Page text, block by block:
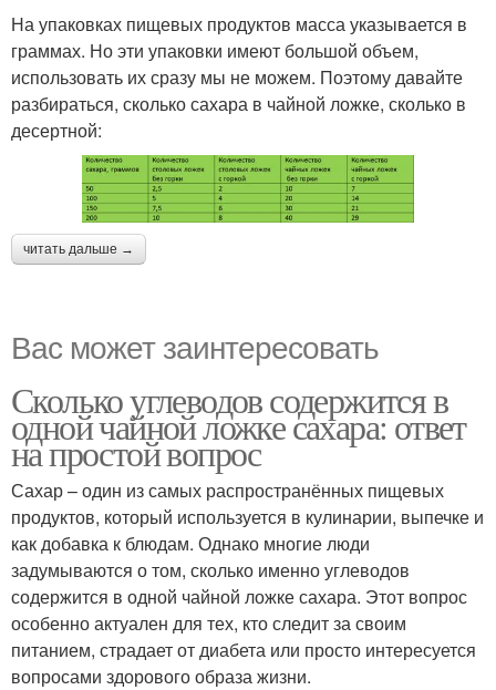
На упаковках пищевых продуктов масса указывается в
граммах. Но эти упаковки имеют большой объем,
использовать их сразу мы не можем. Поэтому давайте
разбираться, сколько сахара в чайной ложке, сколько в
десертной:
читать дальше →
Вас может заинтересовать
Сколько углеводов содержится в
одной чайной ложке сахара: ответ
на простой вопрос
Сахар – один из самых распространённых пищевых
продуктов, который используется в кулинарии, выпечке и
как добавка к блюдам. Однако многие люди
задумываются о том, сколько именно углеводов
содержится в одной чайной ложке сахара. Этот вопрос
особенно актуален для тех, кто следит за своим
питанием, страдает от диабета или просто интересуется
вопросами здорового образа жизни.